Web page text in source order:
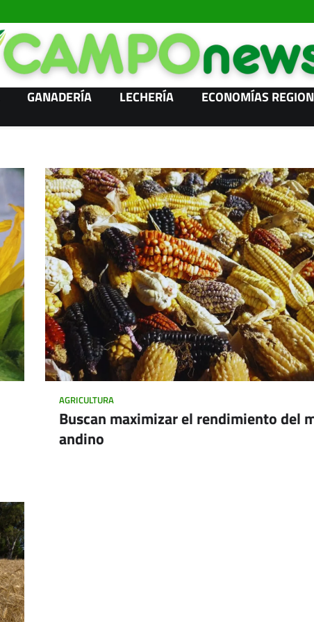
GANADERÍA LECHERÍA
ECONOMÍAS
AGRICULTURA
Buscan maximizar el rendimiento del
andino